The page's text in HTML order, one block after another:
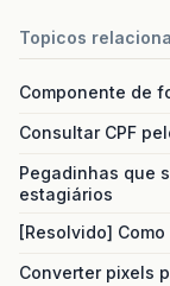
Topicos
Componente de
Consultar CPF
Pegadinhas que
estagiários
[Resolvido]
Converter pixels